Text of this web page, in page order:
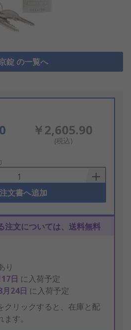
錠 の一覧へ
￥2,605.90
(税込)
文書へ追加
注文については、送料無料
り
日 に入荷予定
24日 に入荷予定
クリックすると、在庫と配
す。